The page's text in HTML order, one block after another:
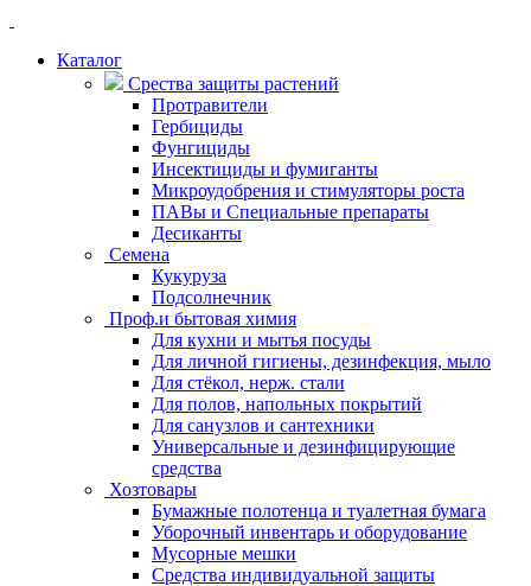
Каталог
Срества защиты растений
Протравители
Гербициды
Фунгициды
Инсектициды и фумиганты
Микроудобрения и стимуляторы роста
ПАВы и Специальные препараты
Десиканты
Семена
Кукуруза
Подсолнечник
Проф.и бытовая химия
Для кухни и мытья посуды
Для личной гигиены, дезинфекция, мыло
Для стёкол, нерж. стали
Для полов, напольных покрытий
Для санузлов и сантехники
Универсальные и дезинфицирующие
средства
Хозтовары
Бумажные полотенца и туалетная бумага
Уборочный инвентарь и оборудование
Мусорные мешки
Средства индивидуальной защиты